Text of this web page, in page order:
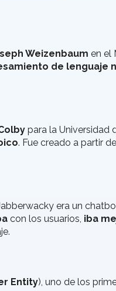
Weizenbaum en el
de lenguaje
para la Universidad
. Fue creado a partir
era un
con los usuarios, iba
Entity), uno de los